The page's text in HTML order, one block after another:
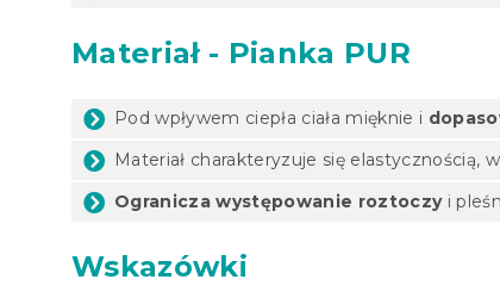
Materiał - Pianka PUR
Pod wpływem ciepła ciała mięknie i
Materiał charakteryzuje się elastycznością,
Ogranicza występowanie roztoczyi
Wskazówki